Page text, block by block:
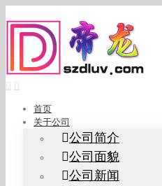
to
content
首页
关于公司
公司简介
公司面貌
公司新闻